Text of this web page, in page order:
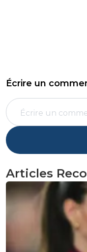
Écrire un
Articles